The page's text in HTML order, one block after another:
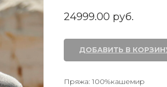
24999.00 руб.
ДОБАВИТЬ В
Пряжа: 100%кашемир